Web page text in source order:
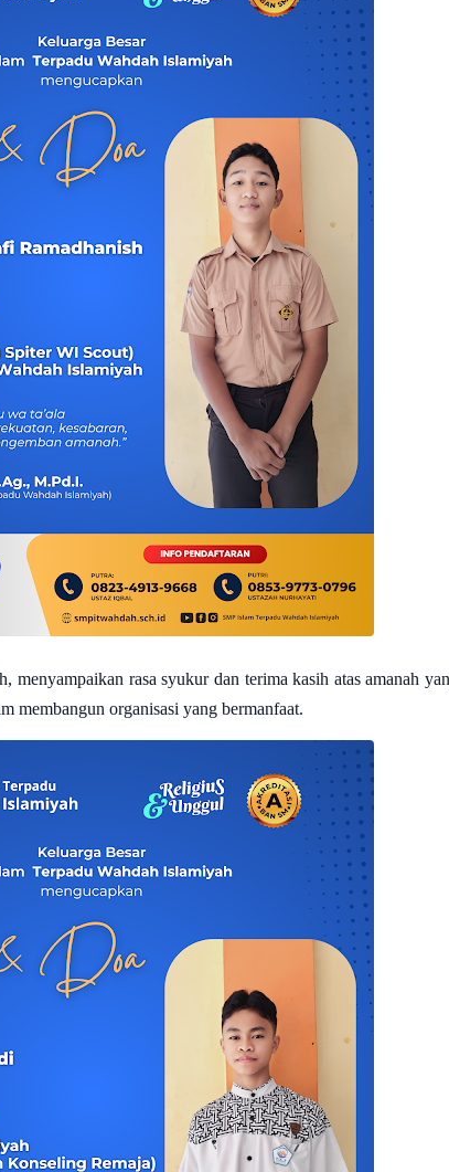
rasa syukur dan terima kasih atas amanah
membangun organisasi yang bermanfaat.